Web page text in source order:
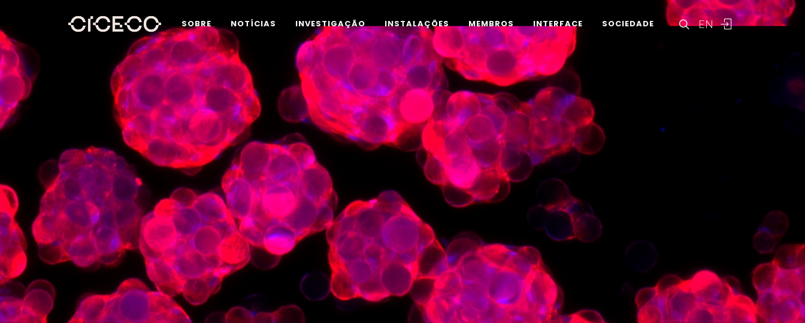
EN
SOBRE NOTÍCIAS INVESTIGAÇÃO INSTALAÇÕES MEMBROS INTERFACE SOCIEDADE